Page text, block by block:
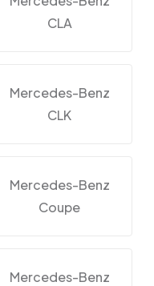
CLA
Mercedes-Benz
CLK
Mercedes-Benz
Coupe
Mercedes-Benz